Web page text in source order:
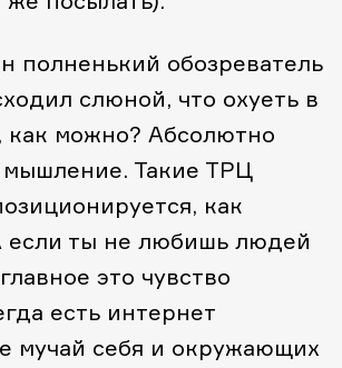
полненький обозреватель
слюной, что охуеть в
можно? Абсолютно
мышление. Такие ТРЦ
как
если ты не любишь людей
это чувство
есть интернет
мучай себя и окружающих